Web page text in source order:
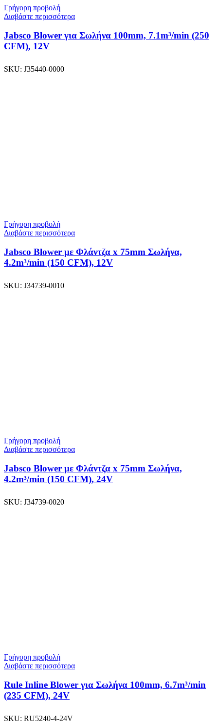
Γρήγορη προβολή
Διαβάστε περισσότερα
Jabsco Blower για Σωλήνα 100mm, 7.1m³/min (250
CFM), 12V
SKU: J35440-0000
Γρήγορη προβολή
Διαβάστε περισσότερα
Jabsco Blower με Φλάντζα x 75mm Σωλήνα,
4.2m³/min (150 CFM), 12V
SKU: J34739-0010
Γρήγορη προβολή
Διαβάστε περισσότερα
Jabsco Blower με Φλάντζα x 75mm Σωλήνα,
4.2m³/min (150 CFM), 24V
SKU: J34739-0020
Γρήγορη προβολή
Διαβάστε περισσότερα
Rule Inline Blower για Σωλήνα 100mm, 6.7m³/min
(235 CFM), 24V
SKU: RU5240-4-24V